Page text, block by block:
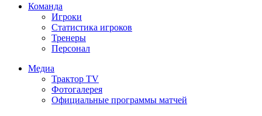
Команда
Игроки
Статистика игроков
Тренеры
Персонал
Медиа
Трактор TV
Фотогалерея
Официальные программы матчей